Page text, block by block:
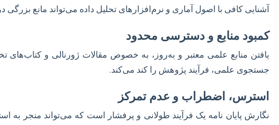
آشنایی کافی با اصول آماری و نرم‌افزارهای تحلیل داده می‌تواند مانع بزرگی
کمبود منابع و دسترسی محدود
یافتن منابع علمی معتبر و به‌روز، به خصوص مقالات ژورنالی و
جستجوی علمی، فرآیند پژوهش را کند می‌کند.
استرس، اضطراب و عدم تمرکز
نگارش پایان نامه یک فرآیند طولانی و پرفشار است که می‌تواند منجر